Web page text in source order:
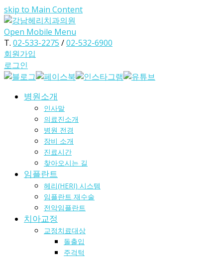
skip to Main Content
Open Mobile Menu
T. 02-533-2275 /02-532-6900
회원가입
로그인
병원소개
인사말
의료진소개
병원 전경
장비 소개
진료시간
찾아오시는 길
임플란트
헤리(HERI) 시스템
임플란트 재수술
전악임플란트
치아교정
교정치료대상
돌출입
주걱턱